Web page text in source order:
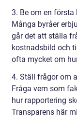
3. Be om en första
Många byråer
går det att ställa
kostnadsbild och
ofta mycket om
4. Ställ frågor om
Fråga vem som
hur rapportering
Transparens här